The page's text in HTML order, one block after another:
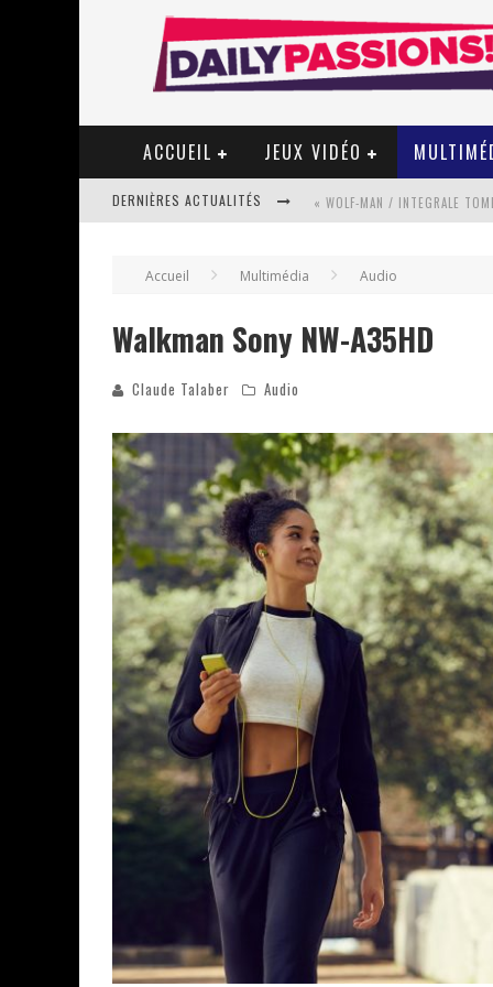
ACCUEIL JEUX VIDÉO
DERNIÈRES ACTUALITÉS « WOLF-MAN / INTEGRALE
PSYRIVER 2026 : LA MAGIE
« MOFUSAND / PARLER
ASSASSIN'S CREED BLACK FLAG
« LE VENT DAND LES SAULES »
« DAMN THEM ALL » - UN DUO
YOSHI AND THE MYSTERIOUS
Accueil Multimédia Audio
Walkman Sony NW-A35HD
Claude Talaber Audio